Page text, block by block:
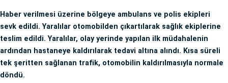
Haber verilmesi üzerine bölgeye ambulans ve polis ekipleri
sevk edildi. Yaralılar otomobilden çıkartılarak sağlık ekiplerine
teslim edildi. Yaralılar, olay yerinde yapılan ilk müdahalenin
ardından hastaneye kaldırılarak tedavi altına alındı. Kısa süreli
tek şeritten sağlanan trafik, otomobilin kaldırılmasıyla normale
döndü.